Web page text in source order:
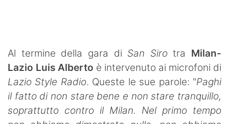
Al termine della gara di San Sirotra Milan-
Lazio Luis Alberto è intervenuto ai microfoni di
Lazio Style Radio. Queste le sue parole: "Paghi
il fatto di non stare bene e non stare tranquillo,
soprattutto contro il Milan. Nel primo tempo